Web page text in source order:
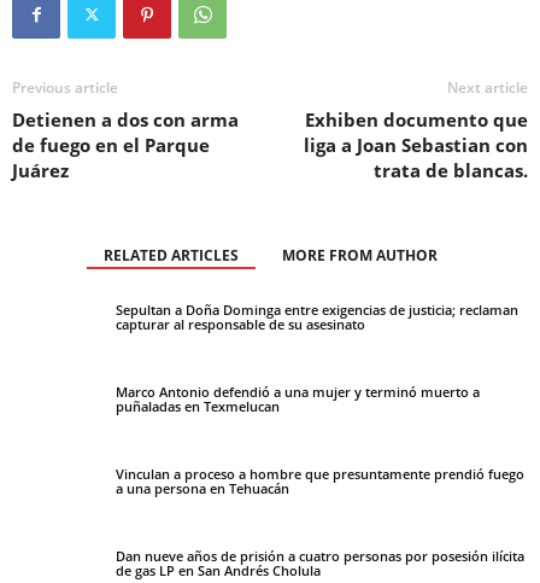
Previous article
Detienen a dos con arma
de fuego en el Parque
Juárez
Next article
Exhiben documento que
liga a Joan Sebastian con
trata de blancas.
RELATED ARTICLES MORE FROM AUTHOR
Sepultan a Doña Dominga entre exigencias de justicia; reclaman
capturar al responsable de su asesinato
Marco Antonio defendió a una mujer y terminó muerto a
puñaladas en Texmelucan
Vinculan a proceso a hombre que presuntamente prendió fuego
a una persona en Tehuacán
Dan nueve años de prisión a cuatro personas por posesión ilícita
de gas LP en San Andrés Cholula